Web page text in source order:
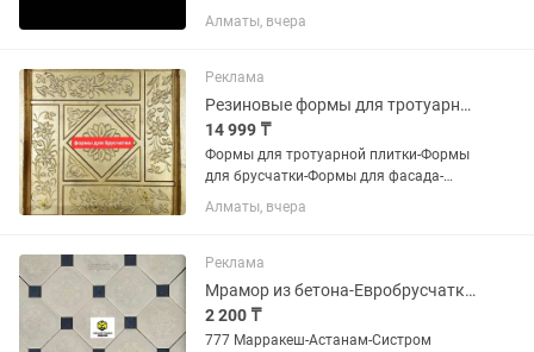
красивые и легко запоминающиеся
номера — этот вариант для вас! ✔️
подходит для бизнеса, рекламы и...
Алматы, вчера
Реклама
Резиновые формы для тротуарной плитки-брусчатки-Скидки-50%
14 999 ₸
Формы для тротуарной плитки-Формы
для брусчатки-Формы для фасада-
Формы для бордюра Дорогие друзья, у
нас АКЦИЯ-СКИДКИ-АКЦИЯ-до -50%!-
метров! Успейте, спешите...
Алматы, вчера
Реклама
Мрамор из бетона-Евробрусчатка-Брусчатка-Тротуарная плитка в Алматы
2 200 ₸
777 Марракеш-Астанам-Систром